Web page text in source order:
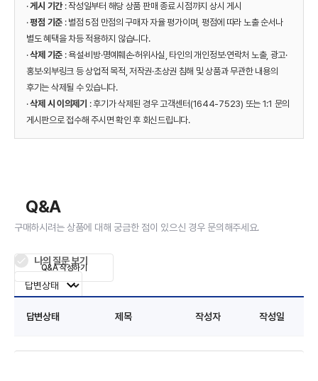
·게시 기간: 작성일부터 해당 상품 판매 종료 시점까지 상시 게시
·평점 기준 : 별점 5점 만점의 구매자 자율 평가이며, 평점에 따라 노출 순서나
별도 혜택을 차등 적용하지 않습니다.
·삭제 기준 : 욕설·비방·명예훼손·허위사실, 타인의 개인정보·연락처 노출, 광고·
홍보·외부링크 등 상업적 목적, 저작권·초상권 침해 및 상품과 무관한 내용의
후기는 삭제될 수 있습니다.
·삭제 시 이의제기 : 후기가 삭제된 경우 고객센터(1644-7523) 또는 1:1 문의
게시판으로 접수해 주시면 확인 후 회신드립니다.
Q&A
구매하시려는 상품에 대해 궁금한 점이 있으신 경우 문의해주세요.
나의 질문 보기
답변상태 제목 작성자 작성일
Q&A 작성하기